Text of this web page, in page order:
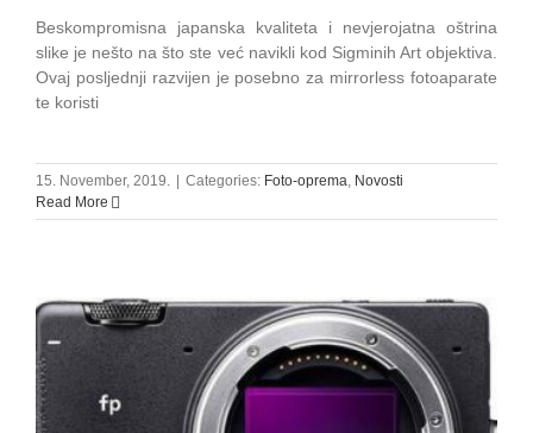
Beskompromisna japanska kvaliteta i nevjerojatna oštrina
slike je nešto na što ste već navikli kod Sigminih Art objektiva.
Ovaj posljednji razvijen je posebno za mirrorless fotoaparate
te koristi
15. November, 2019. Categories: Foto-oprema, Novosti
Read More